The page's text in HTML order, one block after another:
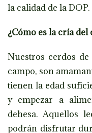
la calidad de la DOP.
¿Cómo es la cría
Nuestros cerdos
campo, son
tienen la edad
y empezar a
dehesa. Aquellos
podrán disfrutar